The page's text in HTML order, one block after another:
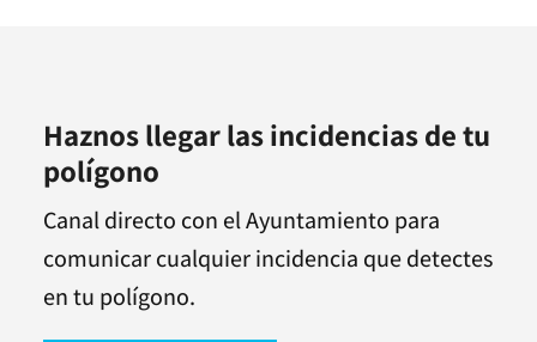
Haznos llegar las incidencias de tu
polígono
Canal directo con el Ayuntamiento para
comunicar cualquier incidencia que detectes
en tu polígono.